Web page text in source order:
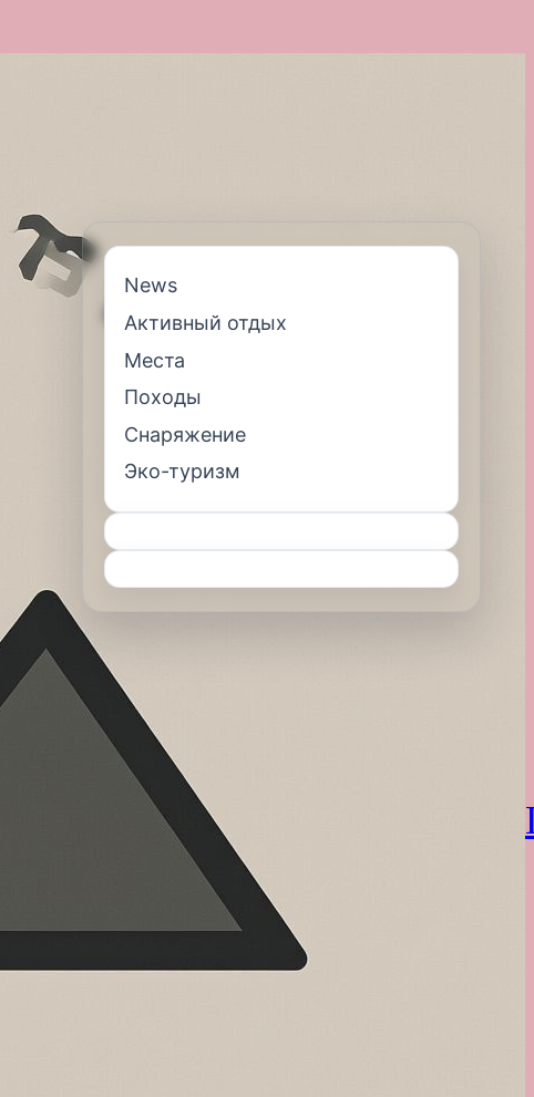
News
Активный отдых
Места
Походы
Снаряжение
Эко-туризм